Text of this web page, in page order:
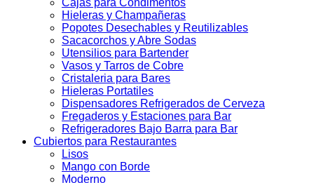
Cajas para Condimentos
Hieleras y Champañeras
Popotes Desechables y Reutilizables
Sacacorchos y Abre Sodas
Utensilios para Bartender
Vasos y Tarros de Cobre
Cristaleria para Bares
Hieleras Portatiles
Dispensadores Refrigerados de Cerveza
Fregaderos y Estaciones para Bar
Refrigeradores Bajo Barra para Bar
Cubiertos para Restaurantes
Lisos
Mango con Borde
Moderno